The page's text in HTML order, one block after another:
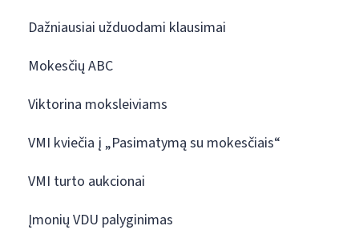
Dažniausiai užduodami klausimai
Mokesčių ABC
Viktorina moksleiviams
VMI kviečia į „Pasimatymą su mokesčiais“
VMI turto aukcionai
Įmonių VDU palyginimas